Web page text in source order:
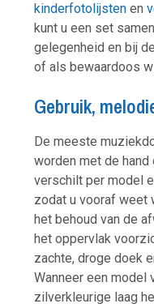
kinderfotolijsten en
kunt u een set
gelegenheid en bij
of als bewaardoos
Gebruik,
De meeste
worden met de
verschilt per model
zodat u vooraf weet
het behoud van de
het oppervlak
zachte, droge doek
Wanneer een
zilverkleurige laag